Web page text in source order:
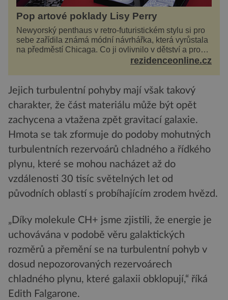
Pop artové poklady Lisy Perry
Newyorský penthaus v retro-futuristickém stylu si pro
sebe zařídila známá módní návrhářka, která vyrůstala
na předměstí Chicaga. Co ji ovlivnilo v dětství a proč
vypadá její domov právě takto? Interié...rezidenceonline.cz
Jejich turbulentní pohyby mají však takový
charakter, že část materiálu může být opět
zachycena a vtažena zpět gravitací galaxie.
Hmota se tak zformuje do podoby mohutných
turbulentních rezervoárů chladného a řídkého
plynu, které se mohou nacházet až do
vzdálenosti 30 tisíc světelných let od
původních oblastí s probíhajícím zrodem hvězd.
„Díky molekule CH+ jsme zjistili, že energie je
uchovávána v podobě věru galaktických
rozměrů a přemění se na turbulentní pohyb v
dosud nepozorovaných rezervoárech
chladného plynu, které galaxii obklopují,“ říká
Edith Falgarone.